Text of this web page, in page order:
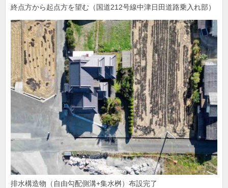
終点方から起点方を望む（国道212号線中津日田道路乗入れ部）
排水構造物（自由勾配側溝+集水桝）布設完了